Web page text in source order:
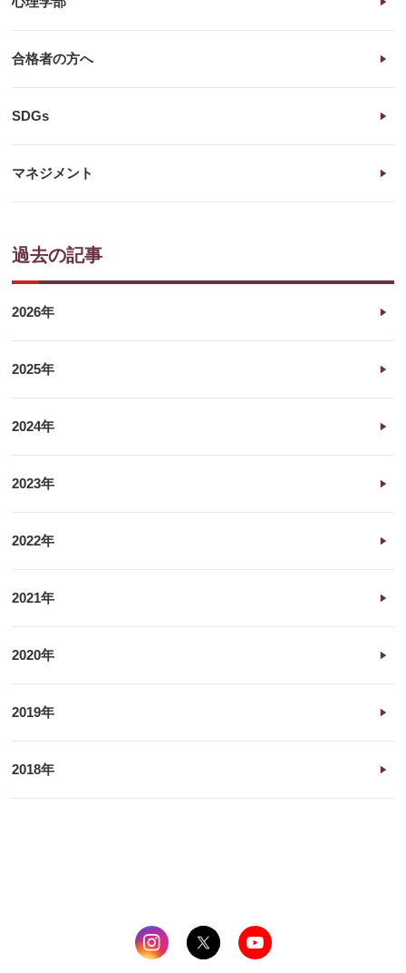
合格者の方へ
SDGs
マネジメント
過去の記事
2026年
2025年
2024年
2023年
2022年
2021年
2020年
2019年
2018年